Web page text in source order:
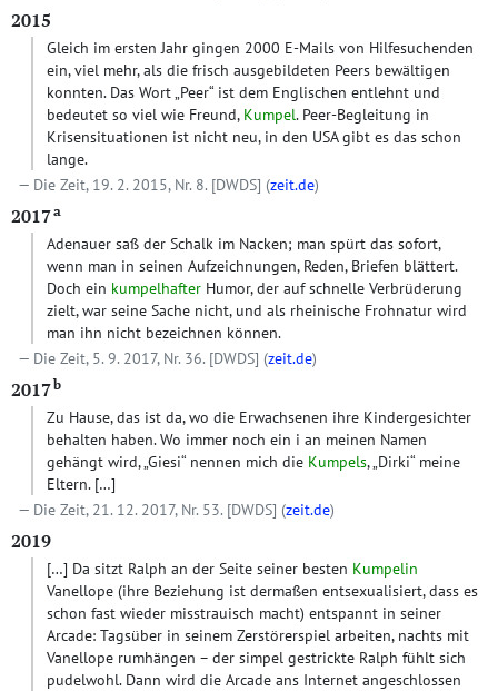
2015
Gleich im ersten Jahr gingen 2000 E-Mails von Hilfesuchenden
ein, viel mehr, als die frisch ausgebildeten Peers bewältigen
konnten. Das Wort „Peer“ ist dem Englischen entlehnt und
bedeutet so viel wie Freund, Kumpel. Peer-Begleitung in
Krisensituationen ist nicht neu, in den USA gibt es das schon
lange.
Die Zeit, 19. 2. 2015, Nr. 8. [DWDS] (zeit.de)
2017a
Adenauer saß der Schalk im Nacken; man spürt das sofort,
wenn man in seinen Aufzeichnungen, Reden, Briefen blättert.
Doch ein kumpelhafter Humor, der auf schnelle Verbrüderung
zielt, war seine Sache nicht, und als rheinische Frohnatur wird
man ihn nicht bezeichnen können.
Die Zeit, 5. 9. 2017, Nr. 36. [DWDS] (zeit.de)
2017b
Zu Hause, das ist da, wo die Erwachsenen ihre Kindergesichter
behalten haben. Wo immer noch ein i an meinen Namen
gehängt wird, „Giesi“ nennen mich die Kumpels, „Dirki“ meine
Eltern. […]
Die Zeit, 21. 12. 2017, Nr. 53. [DWDS] (zeit.de)
2019
[…] Da sitzt Ralph an der Seite seiner besten Kumpelin
Vanellope (ihre Beziehung ist dermaßen entsexualisiert, dass es
schon fast wieder misstrauisch macht) entspannt in seiner
Arcade: Tagsüber in seinem Zerstörerspiel arbeiten, nachts mit
Vanellope rumhängen – der simpel gestrickte Ralph fühlt sich
pudelwohl. Dann wird die Arcade ans Internet angeschlossen